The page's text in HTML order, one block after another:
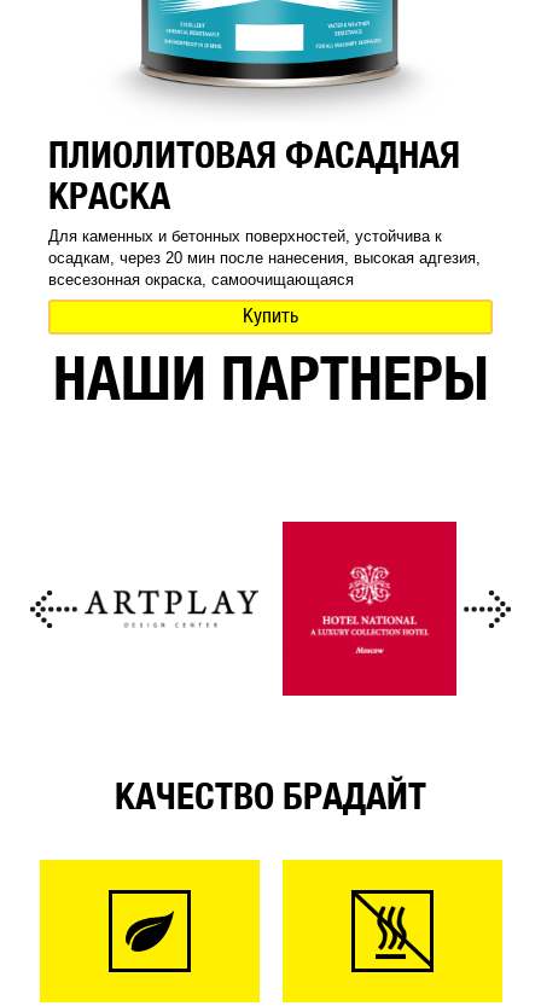
ПЛИОЛИТОВАЯ ФАСАДНАЯ
КРАСКА
Для каменных и бетонных поверхностей, устойчива к
осадкам, через 20 мин после нанесения, высокая адгезия,
всесезонная окраска, самоочищающаяся
Купить
НАШИ ПАРТНЕРЫ
КАЧЕСТВО БРАДАЙТ